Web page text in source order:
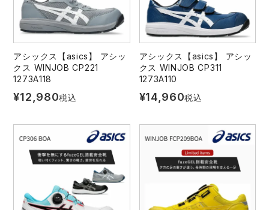
作業用小物・アクセサリー
鞄・バッグ
つなぎ
ファン付き作業着・空調服
電熱ウェア・ヒートウェア
刺繍・プリント加工対象商品
アイズフロンティア ランキング
コーコス ランキング
ジーベック ランキング
ネーム刺繍・プリント加工対象商品
作業着
ハイパーV 丸五
ニオイクリア タカヤ商事
サーヴォ セロリー 大阪支店
アタックベース
医療白衣・介護服
アシックス【asics】 アシッ
クス WINJOB CP221
1273A118
¥12,980税込
アシックス【asics】 アシッ
クス WINJOB CP311
1273A110
¥14,960税込